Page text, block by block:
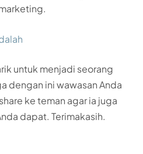
untuk menjadi seorang
dengan ini wawasan Anda
ke teman agar ia juga
dapat. Terimakasih.